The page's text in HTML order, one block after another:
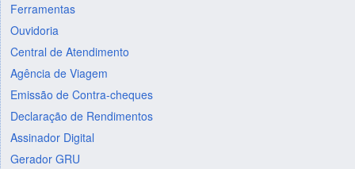
Ferramentas
Ouvidoria
Central de Atendimento
Agência de Viagem
Emissão de Contra-cheques
Declaração de Rendimentos
Assinador Digital
Gerador GRU